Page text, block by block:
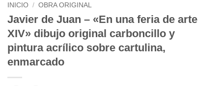
INICIO / OBRA ORIGINAL
Javier de Juan – «En una feria de arte
XIV» dibujo original carboncillo y
pintura acrílico sobre cartulina,
enmarcado